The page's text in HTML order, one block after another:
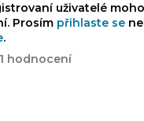
uživatelé
Prosím přihlaste se
.
Průměrné
1 hodnocení